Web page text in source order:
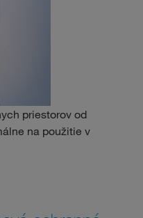
priestorov od
na použitie v